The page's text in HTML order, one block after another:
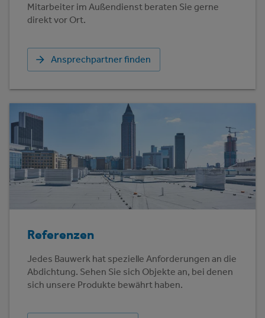
Mitarbeiter im Außendienst beraten Sie gerne
direkt vor Ort.
Ansprechpartner finden
Referenzen
Jedes Bauwerk hat spezielle Anforderungen an die
Abdichtung. Sehen Sie sich Objekte an, bei denen
sich unsere Produkte bewährt haben.